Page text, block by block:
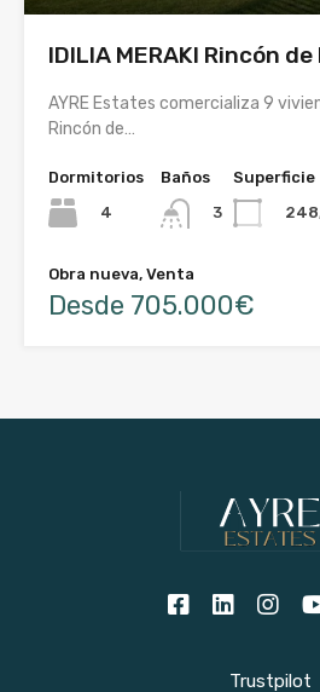
IDILIA MERAKI Rincón
AYRE Estates comercializa 9
Rincón de…
Dormitorios
4
Baños
3
Superficie
Obra nueva, Venta
Desde 705.000€
Trustpilot